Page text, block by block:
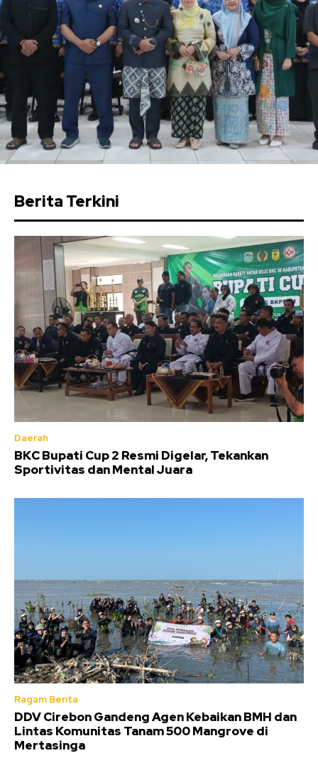
Berita Terkini
Daerah
BKC Bupati Cup 2 Resmi Digelar, Tekankan
Sportivitas dan Mental Juara
Ragam Berita
DDV Cirebon Gandeng Agen Kebaikan BMH dan
Lintas Komunitas Tanam 500 Mangrove di
Mertasinga